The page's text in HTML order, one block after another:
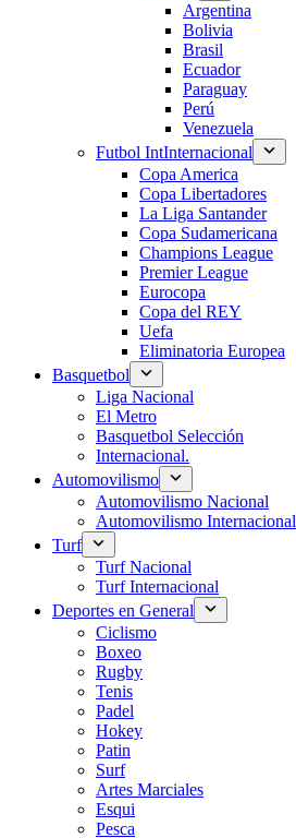
Argentina
Bolivia
Brasil
Ecuador
Paraguay
Perú
Venezuela
Futbol IntInternacional
Copa America
Copa Libertadores
La Liga Santander
Copa Sudamericana
Champions League
Premier League
Eurocopa
Copa del REY
Uefa
Eliminatoria Europea
Basquetbol
Liga Nacional
El Metro
Basquetbol Selección
Internacional.
Automovilismo
Automovilismo Nacional
Automovilismo Internacional
Turf
Turf Nacional
Turf Internacional
Deportes en General
Ciclismo
Boxeo
Rugby
Tenis
Padel
Hokey
Patin
Surf
Artes Marciales
Esqui
Pesca